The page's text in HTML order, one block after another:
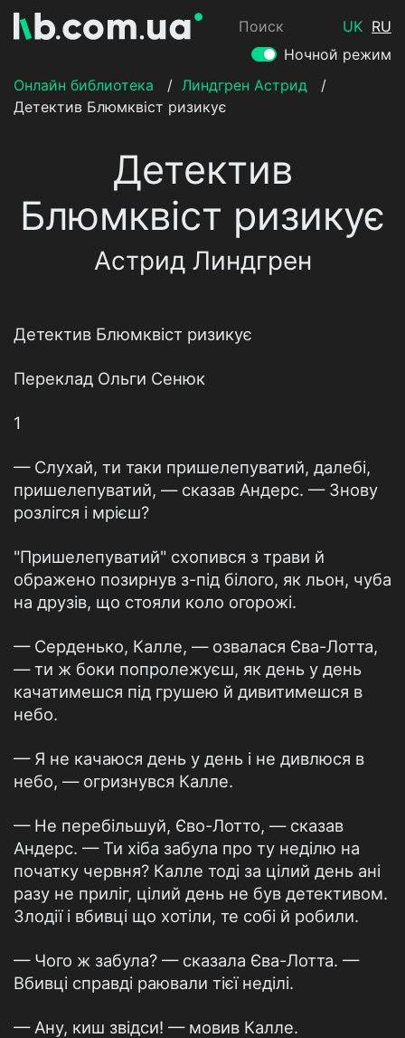
Поиск UK RU
Ночной режим
Онлайн библиотека
/ Линдгрен Астрид
/
Детектив Блюмквіст ризикує
Детектив
Блюмквіст ризикує
Астрид Линдгрен
Детектив Блюмквіст ризикує
Переклад Ольги Сенюк
1
— Слухай, ти таки пришелепуватий, далебі,
пришелепуватий, — сказав Андерс. — Знову
розлігся і мрієш?
"Пришелепуватий" схопився з трави й
ображено позирнув з-під білого, як льон, чуба
на друзів, що стояли коло огорожі.
— Серденько, Калле, — озвалася Єва-Лотта,
— ти ж боки попролежуєш, як день у день
качатимешся під грушею й дивитимешся в
небо.
— Я не качаюся день у день і не дивлюся в
небо, — огризнувся Калле.
— Не перебільшуй, Єво-Лотто, — сказав
Андерс. — Ти хіба забула про ту неділю на
початку червня? Калле тоді за цілий день ані
разу не приліг, цілий день не був детективом.
Злодії і вбивці що хотіли, те собі й робили.
— Чого ж забула? — сказала Єва-Лотта. —
Вбивці справді раювали тієї неділі.
— Ану, киш звідси! — мовив Калле.